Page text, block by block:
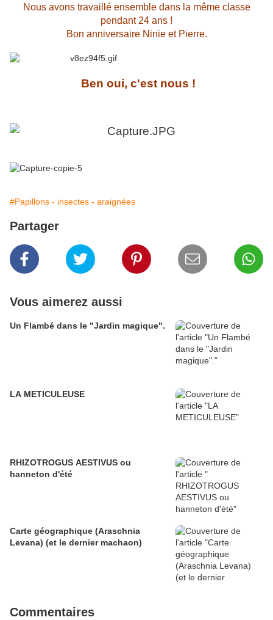
Nous avons travaillé ensemble dans la même classe
pendant 24 ans !
Bon anniversaire Ninie et Pierre.
Ben oui, c'est nous !
#Papillons - insectes - araignées
Partager
Vous aimerez aussi
Un Flambé dans le "Jardin magique".
LA METICULEUSE
RHIZOTROGUS AESTIVUS ou
hanneton d'été
Carte géographique (Araschnia
Levana) (et le dernier machaon)
Commentaires